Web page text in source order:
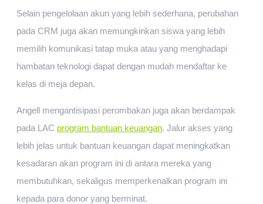
Selain pengelolaan akun yang lebih sederhana, perubahan
pada CRM juga akan memungkinkan siswa yang lebih
memilih komunikasi tatap muka atau yang menghadapi
hambatan teknologi dapat dengan mudah mendaftar ke
kelas di meja depan.
Angell mengantisipasi perombakan juga akan berdampak
pada LAC program bantuan keuangan. Jalur akses yang
lebih jelas untuk bantuan keuangan dapat meningkatkan
kesadaran akan program ini di antara mereka yang
membutuhkan, sekaligus memperkenalkan program ini
kepada para donor yang berminat.